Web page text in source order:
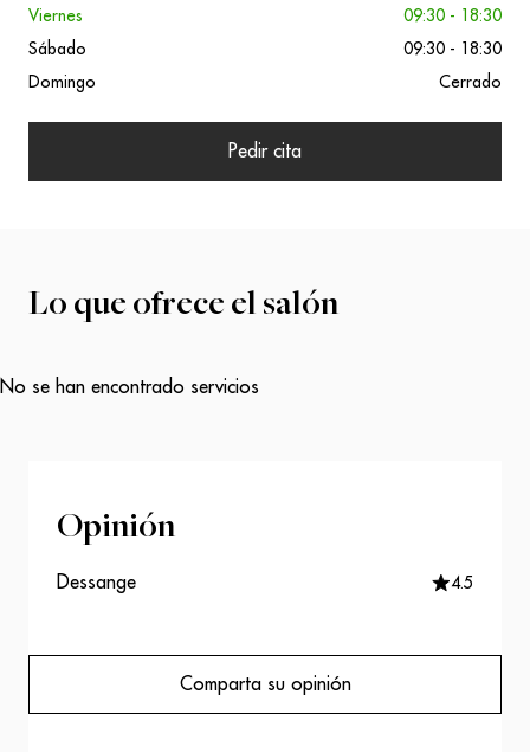
Lo que ofrece el salón
No se han encontrado servicios
Viernes
09:30 - 18:30
Sábado
09:30 - 18:30
Domingo
Cerrado
Pedir cita
Opinión
Dessange 4.5
Comparta su opinión